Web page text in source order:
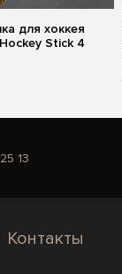
для хоккея
Stick 4
13
Контакты